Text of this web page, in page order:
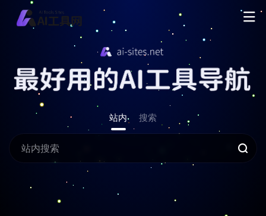
站内 搜索